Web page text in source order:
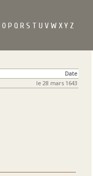
O P Q R S T U V W X Y Z